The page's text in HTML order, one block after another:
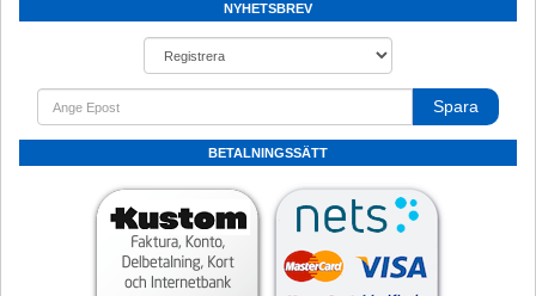
NYHETSBREV
Spara
BETALNINGSSÄTT